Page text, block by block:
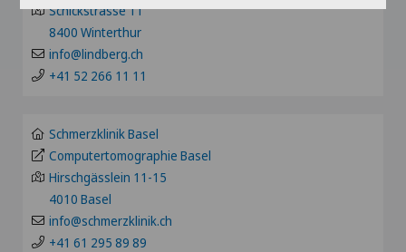
Allgemeine Innere Medizin
Alter G
Alterssichtigkeit (Presbyopie)
Anästhesiologie
Privatklinik Belair
Privatklinik Bethanien
Privatklinik Lindberg
Privatklinik Obach
Privatklinik Siloah
BS
FR
GE
TI
Schickstrasse 11
8400 Winterthur
info@lindberg.ch
+41 52 266 11 11
Schmerzklinik Basel
Computertomographie Basel
Hirschgässlein 11-15
4010 Basel
info@schmerzklinik.ch
+41 61 295 89 89